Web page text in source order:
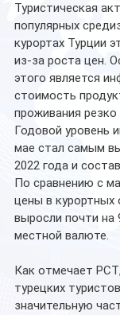
Туристическая
популярных
курортах Турции
из-за роста цен.
этого является
стоимость
проживания резко
Годовой уровень
мае стал самым
2022 года и
По сравнению с
цены в курортных
выросли почти на
местной валюте.
Как отмечает
турецких
значительную